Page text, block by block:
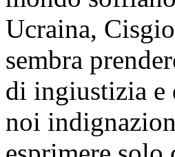
Ucraina,
sembra
di ingiustizia e
noi